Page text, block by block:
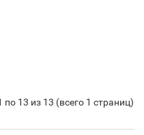
по 13 из 13 (всего 1 страниц)